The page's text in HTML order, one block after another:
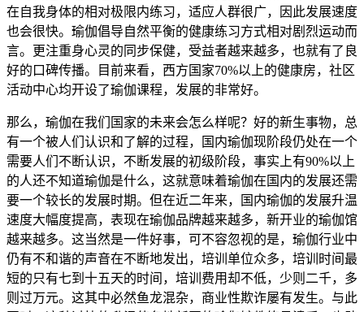
在自我身体的相对极限内练习，适应人群很广，因此发展速度
也会很快。瑜伽倡导自然平衡的健康练习方式相对剧烈运动而
言。更注重身心灵的同步保健，受益者越来越多，也就有了良
好的口碑传播。目前来看，西方国家70%以上的健康房，社区
活动中心均开设了瑜伽课程，发展的非常好。
那么，瑜伽在我们国家的未来会怎么样呢？好的新生事物，总
有一个被人们认识和了解的过程，国内瑜伽现阶段仍处在一个
需要人们不断认识，不断发展的初级阶段，事实上有90%以上
的人还不知道瑜伽是什么，这就意味着瑜伽在国内的发展还需
要一个较长的发展时期。但在近二年来，国内瑜伽的发展升温
速度大幅度提高，表现在瑜伽品牌越来越多，新开业的瑜伽馆
越来越多。这当然是一件好事，可不容忽视的是，瑜伽行业中
仍有不和谐的声音在不断地发出，培训单位众多，培训时间最
短的只有七到十五天的时间，培训费用却不低，少则二千，多
则过万元。这其中必然鱼龙混杂，商业性欺诈屡有发生。与此